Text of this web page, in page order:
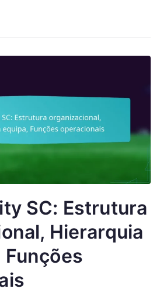
SC: Estrutura
Hierarquia
Funções